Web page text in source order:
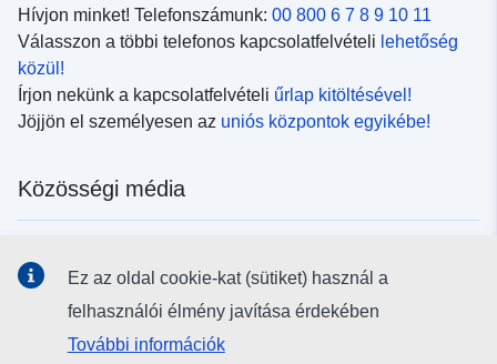
Hívjon minket! Telefonszámunk: 00 800 6 7 8 9 10 11
Válasszon a többi telefonos kapcsolatfelvételi lehetőség
közül!
Írjon nekünk a kapcsolatfelvételi űrlap kitöltésével!
Jöjjön el személyesen az uniós központok egyikébe!
Közösségi média
Uniós intézmények és szervek
Ez az oldal cookie-kat (sütiket) használ a
felhasználói élmény javítása érdekében
További információk